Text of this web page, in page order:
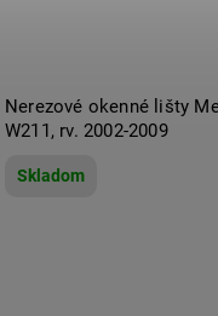
Nerezové okenné lišty
W211, rv. 2002-2009
Skladom